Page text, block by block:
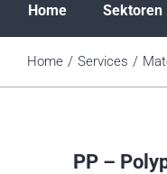
Home Sektoren
Home Services
PP –